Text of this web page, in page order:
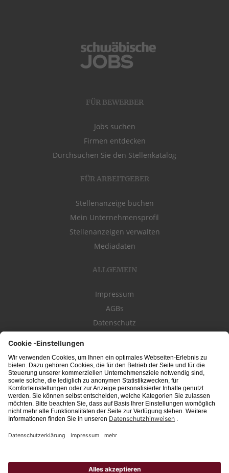
FÜR BEWERBER
Jobs suchen
Firmen entdecken
Durchsuchen Sie den Stellenkatalog
FÜR ARBEITGEBER
Stellenanzeige buchen
Mein Unternehmensprofil
Stellenanzeigen verwalten
Mediadaten
ALLGEMEIN
Impressum
AGBs
Datenschutz
schwäbischeJOBS - die Stellenbörse für die RegionBodensee, Schwaben,
Ostalbund Allgäu. Alle Jobs im Süden!
Auszubildende, Berufseinsteiger, Fachkräfte und Führungskräfte! Aktuelle
Zeitung, Aalener Nachrichten, Lindauer Zeitung, Gränzbote, Heuberger Bote
Südfinder(ehem. Südjob / jobsüd).